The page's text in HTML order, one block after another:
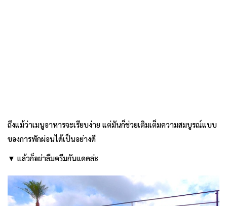
ถึงแม้ว่าเมนูอาหารจะเรียบง่าย แต่มันก็ช่วยเติมเต็มความสมบูรณ์แบบ
ของการพักผ่อนได้เป็นอย่างดี
▼ แล้วก็อย่าลืมครีมกันแดดล่ะ